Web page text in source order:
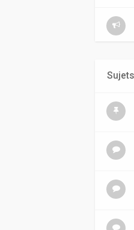
Sujets